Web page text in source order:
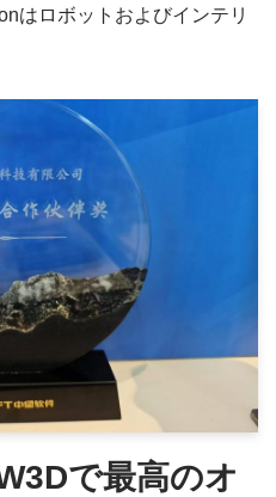
はロボットおよびインテリ
で最高のオ